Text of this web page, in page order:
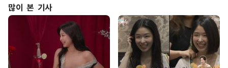
많이 본 기사